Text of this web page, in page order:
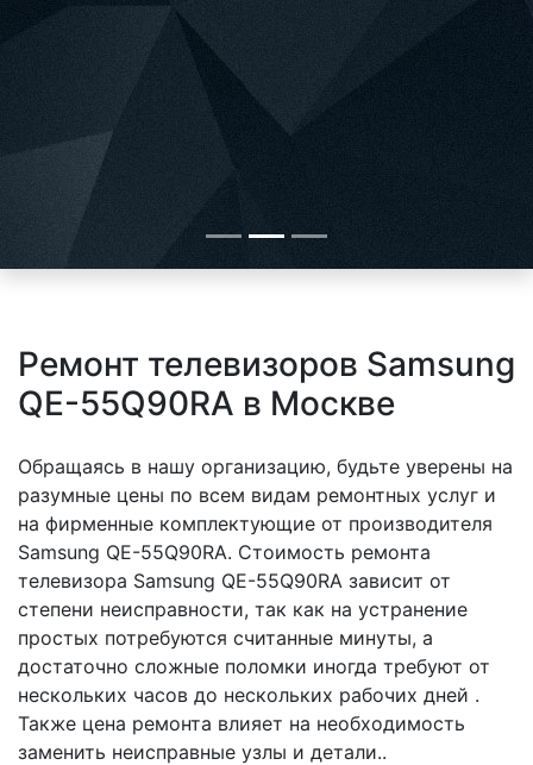
Ремонт телевизоров Samsung
QE-55Q90RA в Москве
Обращаясь в нашу организацию, будьте уверены на
разумные цены по всем видам ремонтных услуг и
на фирменные комплектующие от производителя
Samsung QE-55Q90RA. Стоимость ремонта
телевизора Samsung QE-55Q90RA зависит от
степени неисправности, так как на устранение
простых потребуются считанные минуты, а
достаточно сложные поломки иногда требуют от
нескольких часов до нескольких рабочих дней .
Также цена ремонта влияет на необходимость
заменить неисправные узлы и детали..